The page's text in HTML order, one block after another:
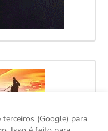
(Google) para